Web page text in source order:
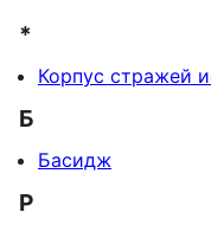
*
Корпус стражей
Б
Басидж
Р